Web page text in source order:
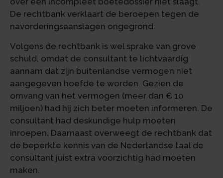
De rechtbank verklaart de beroepen tegen de
navorderingsaanslagen ongegrond.
Volgens de rechtbank is wel sprake van grove
schuld, omdat de consultant te lichtvaardig
aannam dat zijn buitenlandse vermogen niet
aangegeven hoefde te worden. Gezien de
omvang van het vermogen (meer dan € 10
miljoen) had hij zich beter moeten informeren. De
consultant had deskundige hulp moeten
inroepen. Daarnaast overweegt de rechtbank dat
de beperkte kennis van de Nederlandse taal de
consultant juist extra voorzichtig had moeten
maken.